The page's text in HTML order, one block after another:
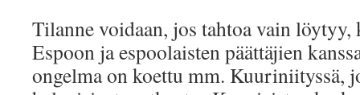
Tilanne voidaan, jos tahtoa vain löytyy,
Espoon ja espoolaisten päättäjien
ongelma on koettu mm. Kuuriniityssä,